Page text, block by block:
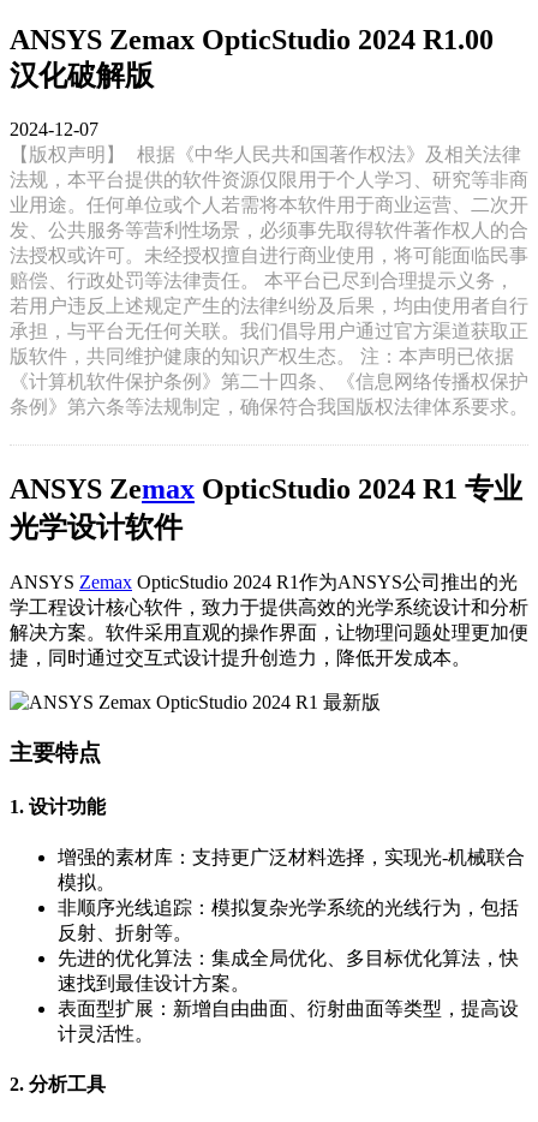
ANSYS Zemax OpticStudio 2024 R1.00
汉化破解版
2024-12-07
【版权声明】
根据《中华人民共和国著作权法》及相关法律
法规，本平台提供的软件资源仅限用于个人学习、研究等非商
业用途。任何单位或个人若需将本软件用于商业运营、二次开
发、公共服务等营利性场景，必须事先取得软件著作权人的合
法授权或许可。未经授权擅自进行商业使用，将可能面临民事
赔偿、行政处罚等法律责任。 本平台已尽到合理提示义务，
若用户违反上述规定产生的法律纠纷及后果，均由使用者自行
承担，与平台无任何关联。我们倡导用户通过官方渠道获取正
版软件，共同维护健康的知识产权生态。 注：本声明已依据
《计算机软件保护条例》第二十四条、《信息网络传播权保护
条例》第六条等法规制定，确保符合我国版权法律体系要求。
ANSYS Zemax OpticStudio 2024 R1 专业
光学设计软件
ANSYS Zemax OpticStudio 2024 R1作为ANSYS公司推出的光
学工程设计核心软件，致力于提供高效的光学系统设计和分析
解决方案。软件采用直观的操作界面，让物理问题处理更加便
捷，同时通过交互式设计提升创造力，降低开发成本。
主要特点
1. 设计功能
增强的素材库：支持更广泛材料选择，实现光-机械联合
模拟。
非顺序光线追踪：模拟复杂光学系统的光线行为，包括
反射、折射等。
先进的优化算法：集成全局优化、多目标优化算法，快
速找到最佳设计方案。
表面型扩展：新增自由曲面、衍射曲面等类型，提高设
计灵活性。
2. 分析工具